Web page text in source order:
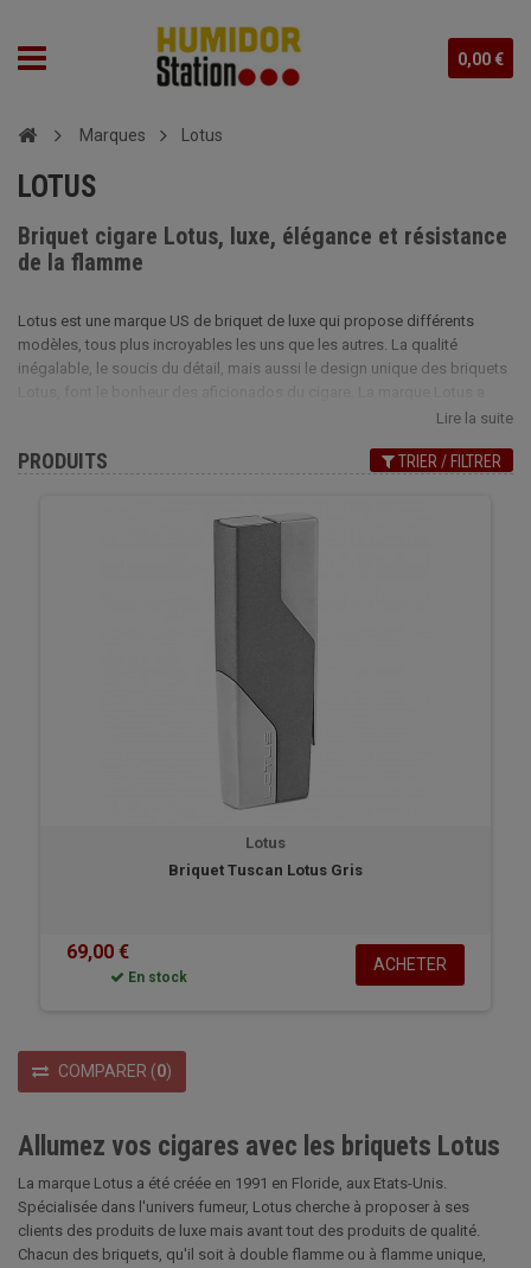
0,00 €
Marques Lotus
LOTUS
Briquet cigare Lotus, luxe, élégance et résistance
de la flamme
Lotus est une marque US de briquet de luxe qui propose différents
modèles, tous plus incroyables les uns que les autres. La qualité
inégalable, le soucis du détail, mais aussi le design unique des briquets
d'ailleurs acquis une excellente réputation l'amenant au rang de l'une
faites confiance à la marque et choisissez l'élégance du briquet
Lire la suite
PRODUITS TRIER / FILTRER
Lotus
Briquet Tuscan Lotus Gris
69,00 €
En stock
ACHETER
COMPARER (0)
Allumez vos cigares avec les briquets Lotus
La marque Lotus a été créée en 1991 en Floride, aux Etats-Unis.
Spécialisée dans l'univers fumeur, Lotus cherche à proposer à ses
clients des produits de luxe mais avant tout des produits de qualité.
Chacun des briquets, qu'il soit à double flamme ou à flamme unique,